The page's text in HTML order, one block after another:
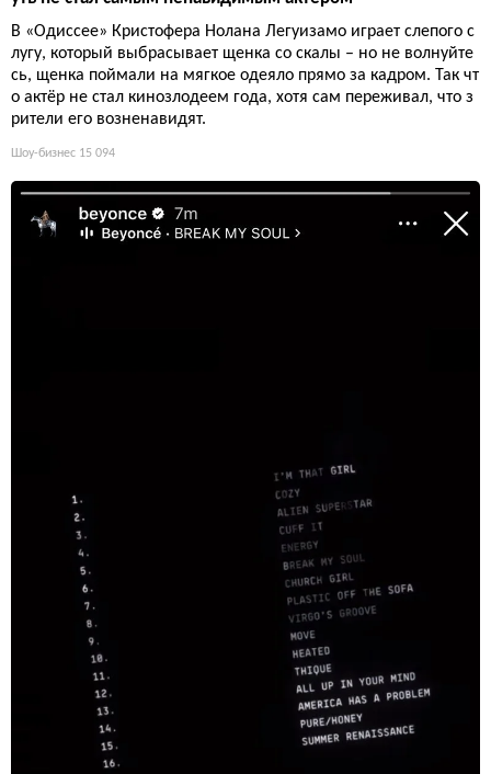
В «Одиссее» Кристофера Нолана Легуизамо играет слепого с
лугу, который выбрасывает щенка со скалы – но не волнуйте
сь, щенка поймали на мягкое одеяло прямо за кадром. Так чт
о актёр не стал кинозлодеем года, хотя сам переживал, что з
рители его возненавидят.
Шоу-бизнес 15 094